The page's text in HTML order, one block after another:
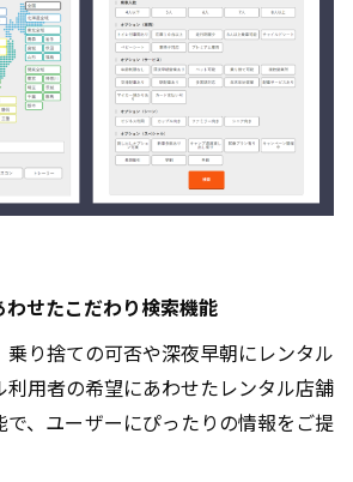
わせたこだわり検索機能
り捨ての可否や深夜早朝にレンタル
利用者の希望にあわせたレンタル店舗
で、ユーザーにぴったりの情報をご提